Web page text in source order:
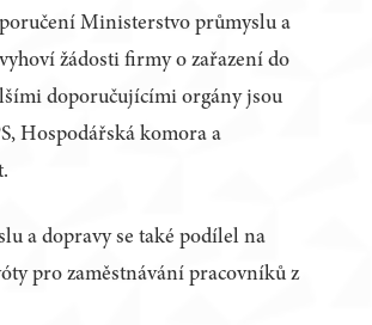
Ministerstvo průmyslu a
žádosti firmy o zařazení do
doporučujícími orgány jsou
Hospodářská komora a
a dopravy se také podílel na
pro zaměstnávání pracovníků z